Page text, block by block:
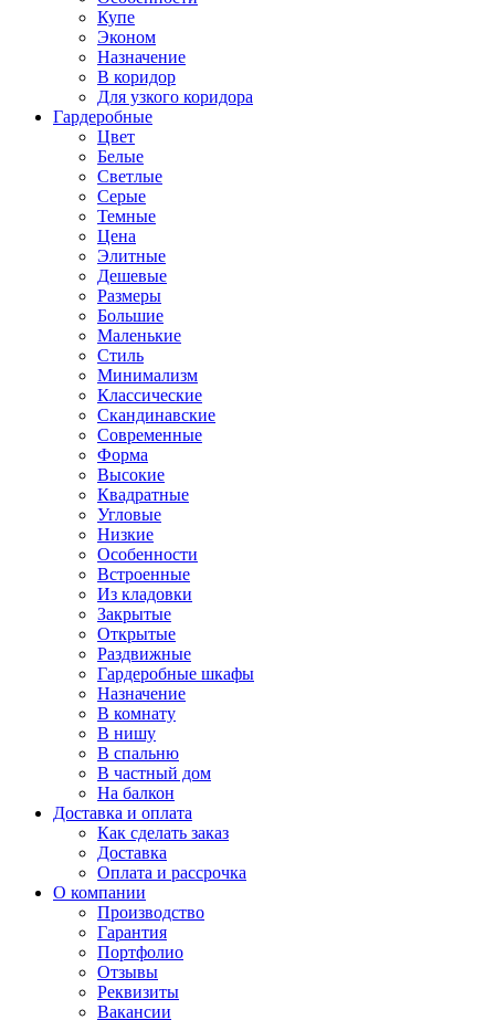
Купе
Эконом
Назначение
В коридор
Для узкого коридора
Гардеробные
Цвет
Белые
Светлые
Серые
Темные
Цена
Элитные
Дешевые
Размеры
Большие
Маленькие
Стиль
Минимализм
Классические
Скандинавские
Современные
Форма
Высокие
Квадратные
Угловые
Низкие
Особенности
Встроенные
Из кладовки
Закрытые
Открытые
Раздвижные
Гардеробные шкафы
Назначение
В комнату
В нишу
В спальню
В частный дом
На балкон
Доставка и оплата
Как сделать заказ
Доставка
Оплата и рассрочка
О компании
Производство
Гарантия
Портфолио
Отзывы
Реквизиты
Вакансии